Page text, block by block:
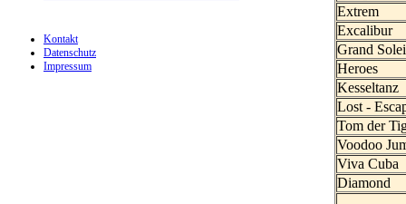
Extrem
Excalibur
Grand
Heroes
Kesseltanz
Lost -
Tom der
Voodoo
Viva Cuba
Diamond
Kontakt
Datenschutz
Impressum